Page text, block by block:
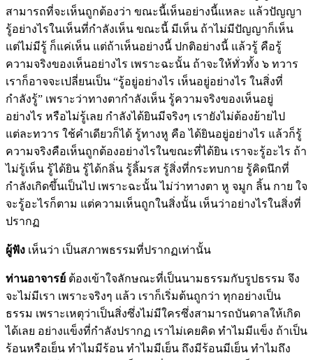
สามารถที่จะเห็นถูกต้องว่า ขณะนี้เห็นอย่างนี้แหละ แล้วปัญญา
รู้อย่างไรในเห็นที่กำลังเห็น ขณะนี้ มีเห็น ถ้าไม่มีปัญญาก็เห็น
แต่ไม่มีรู้ ก็แค่เห็น แต่ถ้าเห็นอย่างนี้ ปกติอย่างนี้ แล้วรู้ คือรู้
ความจริงของเห็นอย่างไร เพราะฉะนั้น ถ้าจะให้ทั่วทั้ง ๖ ทวาร
เราก็อาจจะเปลี่ยนเป็น “รู้อยู่อย่างไร เห็นอยู่อย่างไร ในสิ่งที่
กำลังรู้” เพราะว่าทางตากำลังเห็น รู้ความจริงของเห็นอยู่
อย่างไร หรือไม่รู้เลย กำลังได้ยินมีจริงๆ เรายังไม่ต้องย้ายไป
แต่ละทวาร ใช้คำเดียวก็ได้ รู้ทางหู คือ ได้ยินอยู่อย่างไร แล้วก็รู้
ความจริงคือเห็นถูกต้องอย่างไรในขณะที่ได้ยิน เราจะรู้อะไร ถ้า
ไม่รู้เห็น รู้ได้ยิน รู้ได้กลิ่น รู้ลิ้มรส รู้สิ่งที่กระทบกาย รู้คิดนึกที่
กำลังเกิดขึ้นเป็นไป เพราะฉะนั้น ไม่ว่าทางตา หู จมูก ลิ้น กาย ใจ
จะรู้อะไรก็ตาม แต่ความเห็นถูกในสิ่งนั้น เห็นว่าอย่างไรในสิ่งที่
ปรากฏ
ผู้ฟัง เห็นว่า เป็นสภาพธรรมที่ปรากฏเท่านั้น
ท่านอาจารย์ ต้องเข้าใจลักษณะที่เป็นนามธรรมกับรูปธรรม จึง
จะไม่มีเรา เพราะจริงๆ แล้ว เราก็เริ่มต้นถูกว่า ทุกอย่างเป็น
ธรรม เพราะเหตุว่าเป็นสิ่งซึ่งไม่มีใครซึ่งสามารถบันดาลให้เกิด
ได้เลย อย่างแข็งที่กำลังปรากฏ เราไม่เคยคิด ทำไมมีแข็ง ถ้าเป็น
ร้อนหรือเย็น ทำไมมีร้อน ทำไมมีเย็น ถึงมีร้อนมีเย็น ทำไมถึง